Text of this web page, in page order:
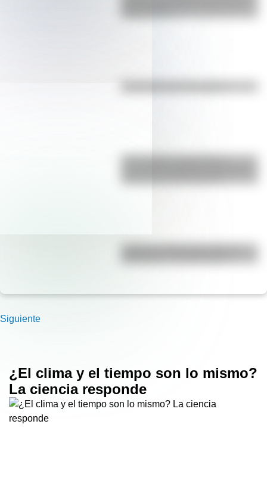
17 de agosto: actividades y
¿Cuál es la diferencia entre un
Siguiente
¿El clima y el tiempo son lo mismo?
La ciencia responde